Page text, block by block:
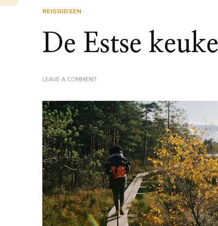
REISGIDSEN
De Estse
LEAVE A COMMENTON
KEUKEN
ONTDEKKEN